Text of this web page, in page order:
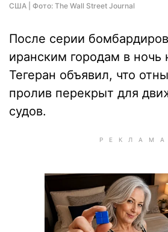
США | Фото: The Wall Street Journal
После серии
иранским городам в ночь
Тегеран объявил, что
пролив перекрыт для
судов.